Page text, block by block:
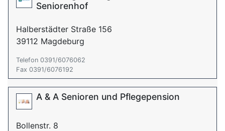
Seniorenhof
Halberstädter Straße 156
39112 Magdeburg
Telefon 0391/6076062
Fax 0391/6076192
A & A Senioren und Pflegepension
Bollenstr. 8